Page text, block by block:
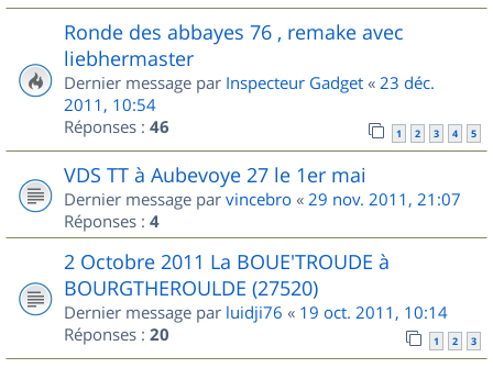
Ronde des abbayes 76 , remake avec
liebhermaster
Dernier message par Inspecteur Gadget « 23 déc.
2011, 10:54
Réponses : 46 1 2 3 4 5
VDS TT à Aubevoye 27 le 1er mai
Dernier message par vincebro « 29 nov. 2011, 21:07
Réponses : 4
2 Octobre 2011 La BOUE'TROUDE à
BOURGTHEROULDE (27520)
Dernier message par luidji76 « 19 oct. 2011, 10:14
Réponses : 20 1 2 3